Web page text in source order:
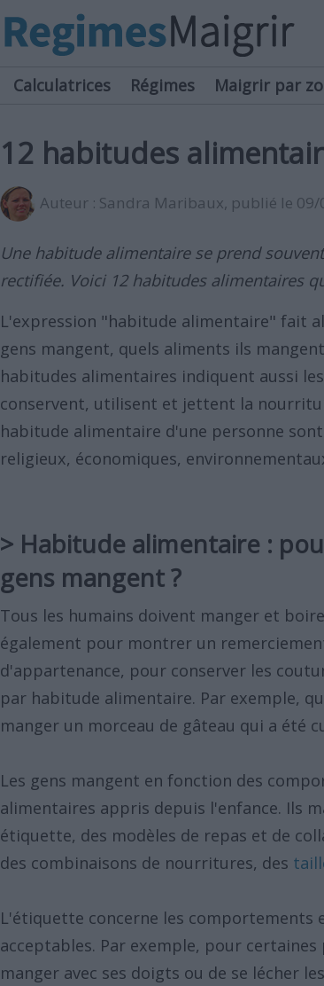
Calculatrices Régimes Maigrir par
12 habitudes
Auteur : Sandra Maribaux, publié le 09/
Une habitude alimentaire se prend
rectifiée. Voici 12 habitudes alimentaires
L'expression "habitude alimentaire" fait
gens mangent, quels aliments ils
habitudes alimentaires indiquent aussi
conservent, utilisent et jettent la
habitude alimentaire d'une personne
religieux, économiques,
> Habitude alimentaire :
gens mangent ?
Tous les humains doivent manger et
également pour montrer un
d'appartenance, pour conserver les
par habitude alimentaire. Par exemple,
manger un morceau de gâteau qui a été
Les gens mangent en fonction des
alimentaires appris depuis l'enfance. Ils
étiquette, des modèles de repas et de
des combinaisons de nourritures, des
L'étiquette concerne les comportements
acceptables. Par exemple, pour
manger avec ses doigts ou de se lécher